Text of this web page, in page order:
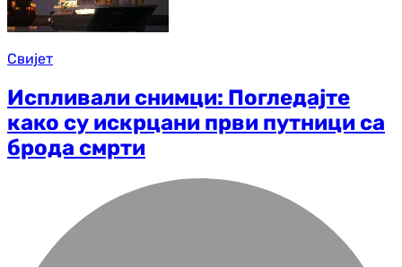
Свијет
Испливали снимци: Погледајте
како су искрцани први путници са
брода смрти